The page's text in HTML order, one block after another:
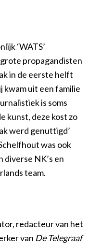
‘WATS’
propagandisten
in de eerste helft
kwam uit een familie
is soms
kunst, deze kost zo
werd genuttigd’
was ook
diverse NK’s en
team.
redacteur van het
van De Telegraaf